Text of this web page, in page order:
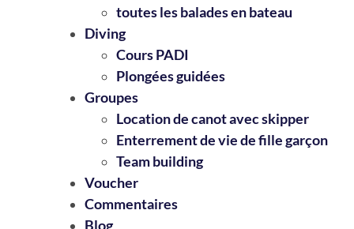
toutes les balades en bateau
Diving
Cours PADI
Plongées guidées
Groupes
Location de canot avec skipper
Enterrement de vie de fille garçon
Team building
Voucher
Commentaires
Blog